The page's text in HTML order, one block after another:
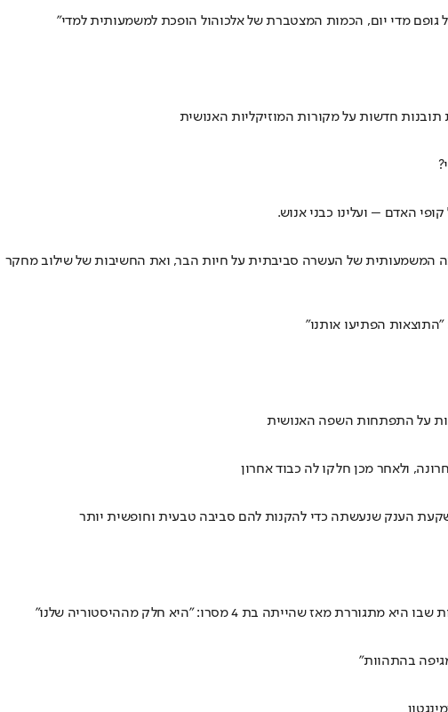
חדשות על מקורות המוזיקליות האנושית
האדם – ועלינו כבני אנוש.
המשמעותית של העשרה סביבתית על חיות הבר, ואת החשיבות של שילוב מחקר
הפתיעו אותנו"
על התפתחות השפה האנושית
הענק שנעשתה כדי להקנות להם סביבה טבעית וחופשית יותר
בת 4 מסרו: "היא חלק מההיסטוריה שלנו"
בהתהוות"